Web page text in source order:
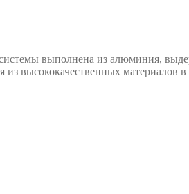
выполнена из алюминия,
высококачественных материалов